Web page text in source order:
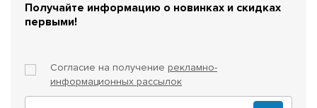
Получайте информацию о новинках и скидках
первыми!
Согласие на получение рекламно-
информационных рассылок